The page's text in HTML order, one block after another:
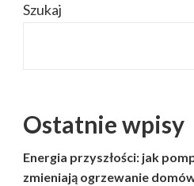
Szukaj
Ostatnie wpisy
Energia przyszłości: jak
zmieniają ogrzewanie